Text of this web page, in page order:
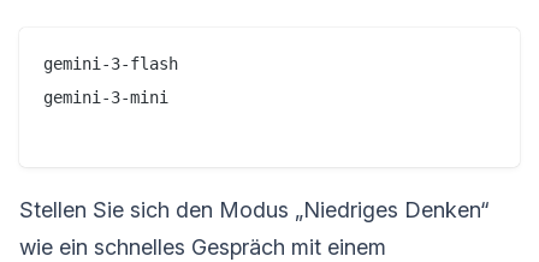
gemini-3-flash
gemini-3-mini
Stellen Sie sich den Modus „Niedriges Denken“
wie ein schnelles Gespräch mit einem